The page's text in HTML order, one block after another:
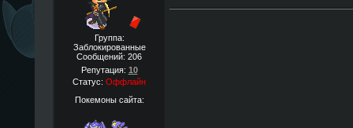
Группа:
Заблокированные
Сообщений: 206
Репутация: 10
Статус: Оффлайн
Покемоны сайта: